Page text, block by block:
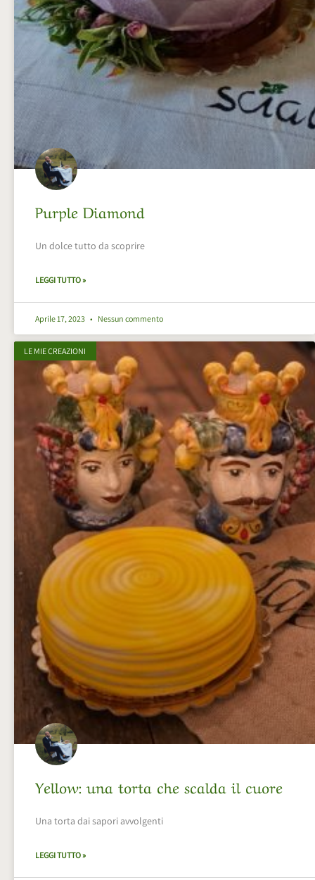
Purple Diamond
Un dolce tutto da scoprire
LEGGI TUTTO »
Aprile 17, 2023 Nessun commento
LE MIE CREAZIONI
Yellow: una torta che scalda il cuore
Una torta dai sapori avvolgenti
LEGGI TUTTO »